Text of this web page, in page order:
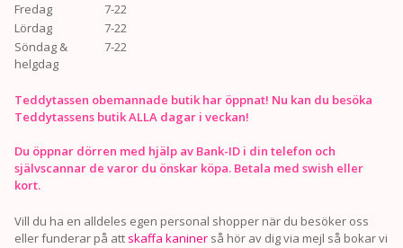
Fredag
7-22
Lördag
7-22
Söndag &
helgdag
7-22
Teddytassen obemannade butik har öppnat! Nu kan du besöka
Teddytassens butik ALLA dagar i veckan!
Du öppnar dörren med hjälp av Bank-ID i din telefon och
självscannar de varor du önskar köpa. Betala med swish eller
kort.
Vill du ha en alldeles egen personal shopper när du besöker oss
eller funderar på att skaffa kaniner så hör av dig via mejl så bokar vi